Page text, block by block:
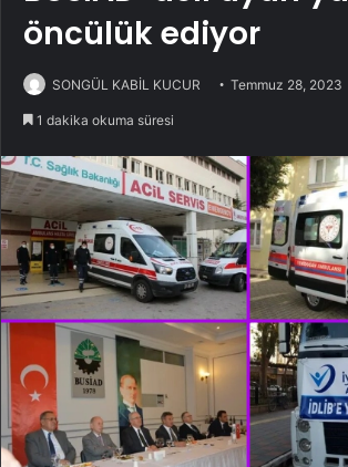
öncülük ediyor
SONGÜL KABİL KUCUR Temmuz 28, 2023
1 dakika okuma süresi